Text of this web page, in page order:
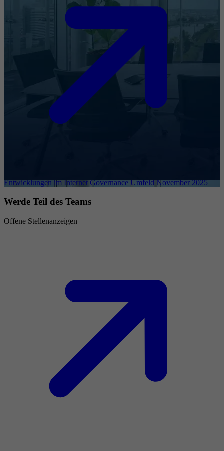
Entwicklungen im Internet Governance Umfeld November 2025
Werde Teil des Teams
Offene Stellenanzeigen